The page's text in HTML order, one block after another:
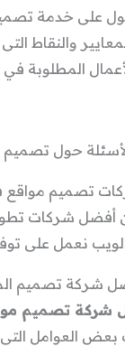
على خدمة تصميم
والنقاط
المطلوبة في
حول تصميم
تصميم مواقع
أفضل شركات
نعمل على
شركة تصميم
شركة تصميم
بعض العوامل